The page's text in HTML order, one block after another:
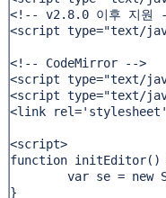
<!-- v2.8.0 이후 지원
<script type="text/
<!-- CodeMirror -->
<script type="text/
<script type="text/
<link rel='stylesheet'
<script>
function initEditor()
var se = new
}